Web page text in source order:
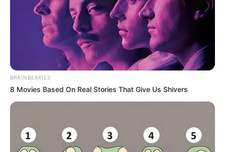
Müstəntiq şübhəli şəxsə müdafiəsini
hazırlamaq üçün vaxtverməlidirmi?
0
BRAINBERRIES
8 Movies Based On Real Stories That Give Us Shivers